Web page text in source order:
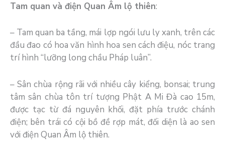
Tam quan và điện Quan Âm lộ thiên:
– Tam quan ba tầng, mái lợp ngói lưu ly xanh, trên các
đầu đao có hoa văn hình hoa sen cách điệu, nóc trang
trí hình “lưỡng long chầu Pháp luân”.
– Sân chùa rộng rãi với nhiều cây kiểng, bonsai; trung
tâm sân chùa tôn trí tượng Phật A Mi Đà cao 15m,
được tạc từ đá nguyên khối, đặt phía trước chánh
điện; bên trái có cội bồ đề rợp mát, đối diện là ao sen
với điện Quan Âm lộ thiên.